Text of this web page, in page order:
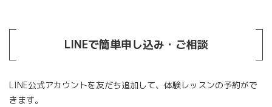
ジ
送
り
LINEで簡単申し込み・ご相談
LINE公式アカウントを友だち追加して、体験レッスンの予約がで
きます。